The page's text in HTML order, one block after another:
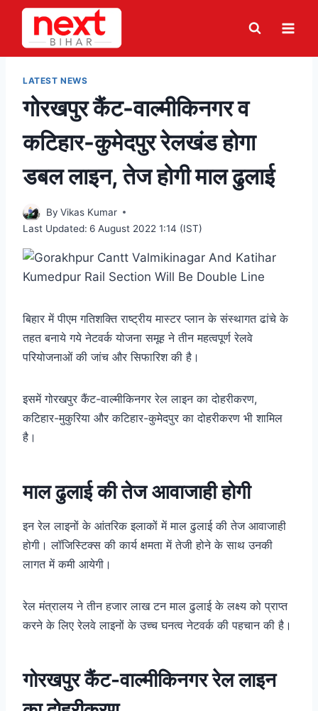
Skip
content
LATEST NEWS
गोरखपुर कैंट-वाल्मीकिनगर व
कटिहार-कुमेदपुर रेलखंड होगा
डबल लाइन, तेज होगी माल ढुलाई
By Vikas Kumar
Last Updated: 6 August 2022 1:14 (IST)
बिहार में पीएम गतिशक्ति राष्ट्रीय मास्टर प्लान के संस्थागत ढांचे के
तहत बनाये गये नेटवर्क योजना समूह ने तीन महत्वपूर्ण रेलवे
परियोजनाओं की जांच और सिफारिश की है।
इसमें गोरखपुर कैंट-वाल्मीकिनगर रेल लाइन का दोहरीकरण,
कटिहार-मुकुरिया और कटिहार-कुमेदपुर का दोहरीकरण भी शामिल
है।
माल ढुलाई की तेज आवाजाही होगी
इन रेल लाइनों के आंतरिक इलाकों में माल ढुलाई की तेज आवाजाही
होगी। लॉजिस्टिक्‍स की कार्य क्षमता में तेजी होने के साथ उनकी
लागत में कमी आयेगी।
रेल मंत्रालय ने तीन हजार लाख टन माल ढुलाई के लक्ष्य को प्राप्त
करने के लिए रेलवे लाइनों के उच्च घनत्व नेटवर्क की पहचान की है।
गोरखपुर कैंट-वाल्मीकिनगर रेल लाइन